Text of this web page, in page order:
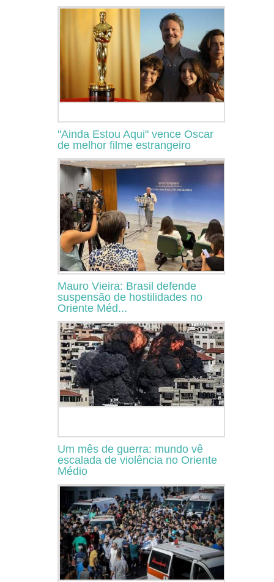
"Ainda Estou Aqui" vence Oscar
de melhor filme estrangeiro
Mauro Vieira: Brasil defende
suspensão de hostilidades no
Oriente Méd...
Um mês de guerra: mundo vê
escalada de violência no Oriente
Médio